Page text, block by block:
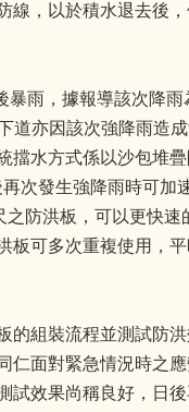
，以於積水退去後
雨，據報導該次降
道亦因該次強降雨造
水方式係以沙包堆
次發生強降雨時可加
防洪板，可以更快速
可多次重複使用，
的組裝流程並測試防
面對緊急情況時之
效果尚稱良好，日